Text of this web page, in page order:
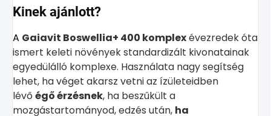
Kinek ajánlott?
A Gaiavit Boswellia+ 400 komplexévezredek óta
ismert keleti növények standardizált kivonatainak
egyedülálló komplexe. Használata nagy segítség
lehet, ha véget akarsz vetni az ízületeidben
lévő égő érzésnek, ha beszűkült a
mozgástartományod, edzés után, ha